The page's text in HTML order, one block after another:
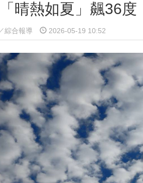
晴熱如夏」飆36
綜合報導 2026-05-19 10:52